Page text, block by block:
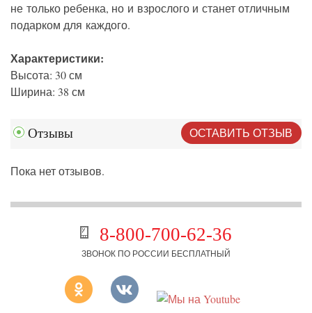
не только ребенка, но и взрослого и станет отличным
подарком для каждого.
Характеристики:
Высота: 30 см
Ширина: 38 см
Отзывы ОСТАВИТЬ ОТЗЫВ
Пока нет отзывов.
8-800-700-62-36
ЗВОНОК ПО РОССИИ БЕСПЛАТНЫЙ